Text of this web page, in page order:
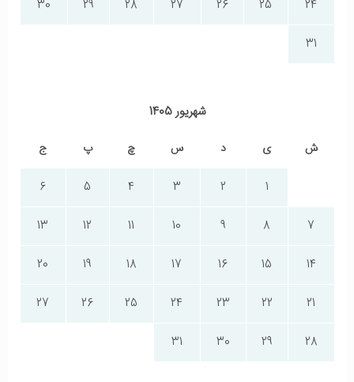
24
25
26
27
28
29
30
31
شهریور 1405
ش ی د س چ پ ج
1
2
3
4
5
6
7
8
9
10
11
12
13
14
15
16
17
18
19
20
21
22
23
24
25
26
27
28
29
30
31